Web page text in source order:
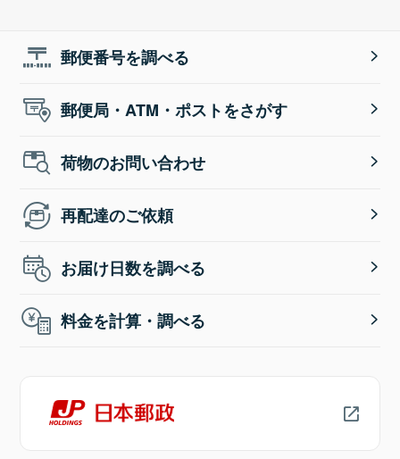
郵便番号を調べる
郵便局・ATM・ポストをさがす
荷物のお問い合わせ
再配達のご依頼
お届け日数を調べる
料金を計算・調べる